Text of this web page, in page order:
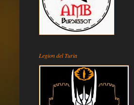
Legion del Turia